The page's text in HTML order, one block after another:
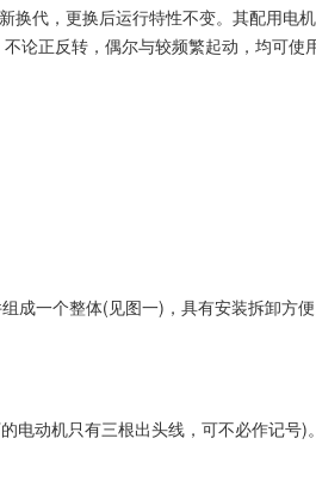
换代，更换后运行特性不变。其配用电
论正反转，偶尔与较频繁起动，均可使
成一个整体(见图一)，具有安装拆卸方
动机只有三根出头线，可不必作记号)。